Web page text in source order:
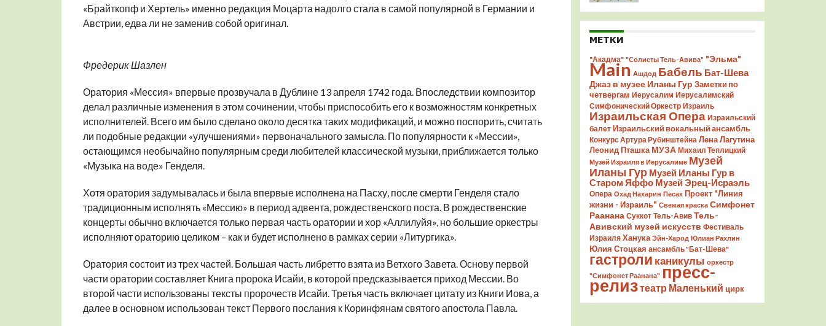
«Брайткопф и Хертель» именно редакция Моцарта надолго стала в самой популярной в Германии и
Австрии, едва ли не заменив собой оригинал.
Фредерик Шазлен
Оратория «Мессия» впервые прозвучала в Дублине 13 апреля 1742 года. Впоследствии композитор
делал различные изменения в этом сочинении, чтобы приспособить его к возможностям конкретных
исполнителей. Всего им было сделано около десятка таких модификаций, и можно поспорить, считать
ли подобные редакции «улучшениями» первоначального замысла. По популярности к «Мессии»,
остающимся необычайно популярным среди любителей классической музыки, приближается только
«Музыка на воде» Генделя.
Хотя оратория задумывалась и была впервые исполнена на Пасху, после смерти Генделя стало
традиционным исполнять «Мессию» в период адвента, рождественского поста. В рождественские
концерты обычно включается только первая часть оратории и хор «Аллилуйя», но большие оркестры
исполняют ораторию целиком – как и будет исполнено в рамках серии «Литургика».
Оратория состоит из трех частей. Большая часть либретто взята из Ветхого Завета. Основу первой
части оратории составляет Книга пророка Исайи, в которой предсказывается приход Мессии. Во
второй части использованы тексты пророчеств Исайи. Третья часть включает цитату из Книги Иова, а
далее в основном использован текст Первого послания к Коринфянам святого апостола Павла.
МЕТКИ
"Акадма" "Солисты Тель-Авива" "Эльма"
Main Ашдод Бабель Бат-Шева
Джаз в музее Иланы Гур Заметки по
четвергам Иерусалим Иерусалимский
Симфонический Оркестр Израиль
Израильская Опера Израильский
балет Израильский вокальный ансамбль
Конкурс Артура Рубинштейна Лена Лагутина
Леонид Пташка МУЗА Михаил Теплицкий
Музей Израиля в Иерусалиме Музей
Иланы Гур Музей Иланы Гур в
Старом Яффо Музей Эрец-Исраэль
Опера Охад Нахарин Песах Проект "Линия
жизни - Израиль" Свежая краска Симфонет
Раанана Суккот Тель-Авив Тель-
Авивский музей искусств Фестиваль
Израиля Ханука Эйн-Харод Юлиан Рахлин
Юлия Стоцкая ансамбль "Бат-Шева"
гастроли каникулы оркестр
"Симфонет Раанана" пресс-
релизтеатр Маленький цирк